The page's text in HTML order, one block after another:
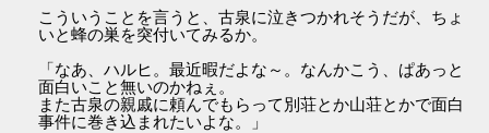
こういうことを言うと、古泉に泣きつかれそうだが、ちょ
いと蜂の巣を突付いてみるか。
「なあ、ハルヒ。最近暇だよな～。なんかこう、ぱあっと
面白いこと無いのかねぇ。
また古泉の親戚に頼んでもらって別荘とか山荘とかで面白
事件に巻き込まれたいよな。」